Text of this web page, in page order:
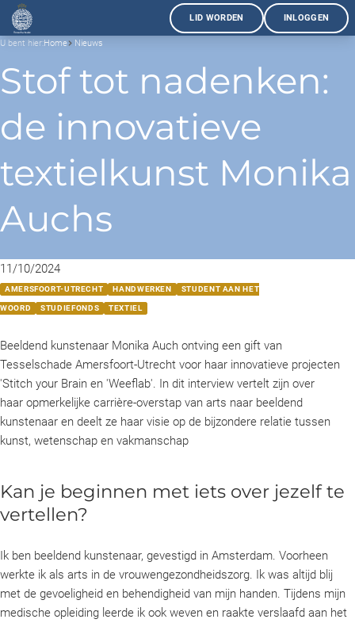
LID WORDEN INLOGGEN
U bent hier:Home Nieuws
Stof tot nadenken:
de innovatieve
textielkunst Monika
Auchs
11/10/2024
AMERSFOORT-UTRECHT HANDWERKEN STUDENT AAN HET
WOORD STUDIEFONDS TEXTIEL
Beeldend kunstenaar Monika Auch ontving een gift van
Tesselschade Amersfoort-Utrecht voor haar innovatieve projecten
'Stitch your Brain en 'Weeflab'. In dit interview vertelt zijn over
haar opmerkelijke carrière-overstap van arts naar beeldend
kunstenaar en deelt ze haar visie op de bijzondere relatie tussen
kunst, wetenschap en vakmanschap
Kan je beginnen met iets over jezelf te
vertellen?
Ik ben beeldend kunstenaar, gevestigd in Amsterdam. Voorheen
werkte ik als arts in de vrouwengezondheidszorg. Ik was altijd blij
met de gevoeligheid en behendigheid van mijn handen. Tijdens mijn
medische opleiding leerde ik ook weven en raakte verslaafd aan het